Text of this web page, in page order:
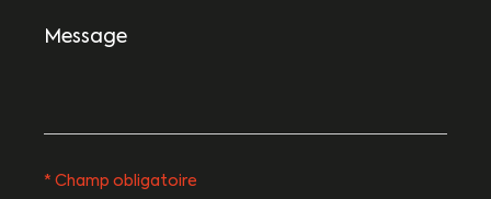
Message
* Champ obligatoire